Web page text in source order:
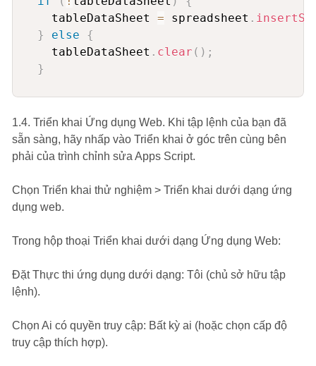
    tableDataSheet
= spreadsheet .
}
else
{
    tableDataSheet
. clear ( ) ;
}
if
(content.textContent && content.
for (var i = 0; i < content.
      textContentSheet
.getRange
}
if ( content. tableData && content.
var range = tableDataSheet.getRange
    range
// left-align the content, you can
    range
.setHorizontalAlignment
1.4. Triển khai Ứng dụng Web. Khi tập lệnh của bạn đã
sẵn sàng, hãy nhấp vào Triển khai ở góc trên cùng bên
phải của trình chỉnh sửa Apps Script.
Chọn Triển khai thử nghiệm > Triển khai dưới dạng ứng
dụng web.
Trong hộp thoại Triển khai dưới dạng Ứng dụng Web:
Đặt Thực thi ứng dụng dưới dạng: Tôi (chủ sở hữu tập
lệnh).
Chọn Ai có quyền truy cập: Bất kỳ ai (hoặc chọn cấp độ
truy cập thích hợp).